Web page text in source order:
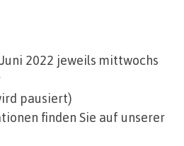
2022 jeweils mittwochs
pausiert)
finden Sie auf unserer